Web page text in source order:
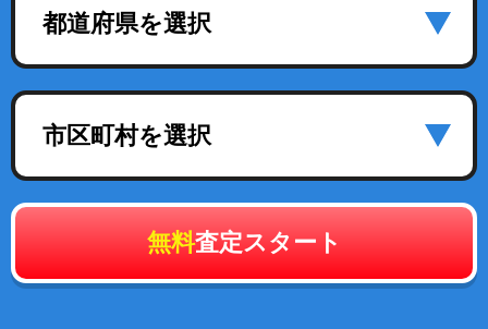
都道府県を選択
市区町村を選択
無料査定スタート